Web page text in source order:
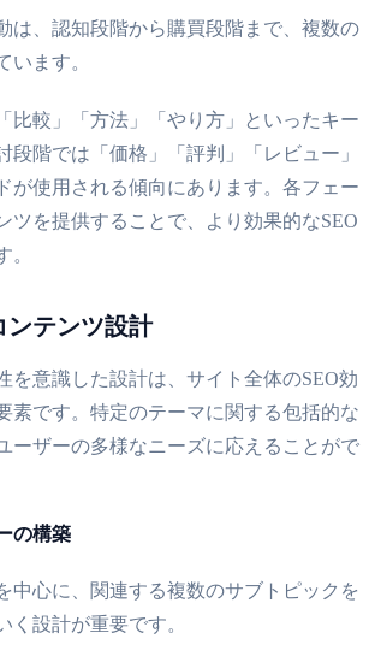
は、認知段階から購買段階まで、複数の
います。
比較」「方法」「やり方」といったキー
段階では「価格」「評判」「レビュー」
が使用される傾向にあります。各フェー
ツを提供することで、より効果的なSEO
。
ンテンツ設計
を意識した設計は、サイト全体のSEO効
素です。特定のテーマに関する包括的な
ーザーの多様なニーズに応えることがで
の構築
中心に、関連する複数のサブトピックを
く設計が重要です。